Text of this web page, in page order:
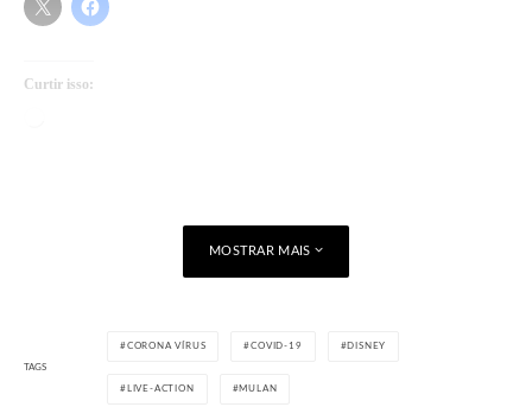
Curtir isso:
MOSTRAR MAIS
TAGS
CORONA VÍRUS COVID-19 DISNEY
LIVE-ACTION MULAN